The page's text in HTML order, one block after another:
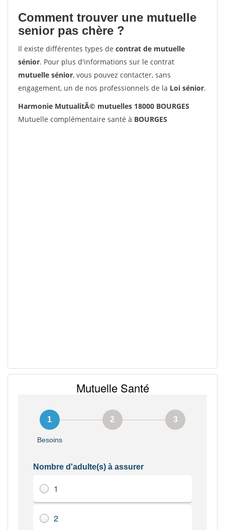
Comment trouver une mutuelle
senior pas chère ?
Il existe différentes types de contrat de mutuelle
sénior. Pour plus d'informations sur le contrat
mutuelle sénior, vous pouvez contacter, sans
engagement, un de nos professionnels de la Loi sénior.
Harmonie MutualitÃ© mutuelles 18000 BOURGES
Mutuelle complémentaire santé à BOURGES